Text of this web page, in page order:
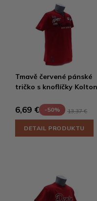
Tmavě červené pánské
tričko s knoflíčky Kolton
6,69 € -50% 13,37 €
DETAIL PRODUKTU